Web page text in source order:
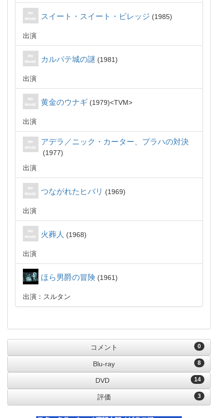
スイート・スイート・ビレッジ 1985
出演
カルパテ城の謎 1981
出演
黄金のウナギ 1979 TVM
出演
アデラ／ニック・カーター、プラハの対決
1977
出演
つながれたヒバリ 1969
出演
火葬人 1968
出演
ほら男爵の冒険 1961
出演：スルタン
0
コメント
8
Blu-ray
14
DVD
3
評価